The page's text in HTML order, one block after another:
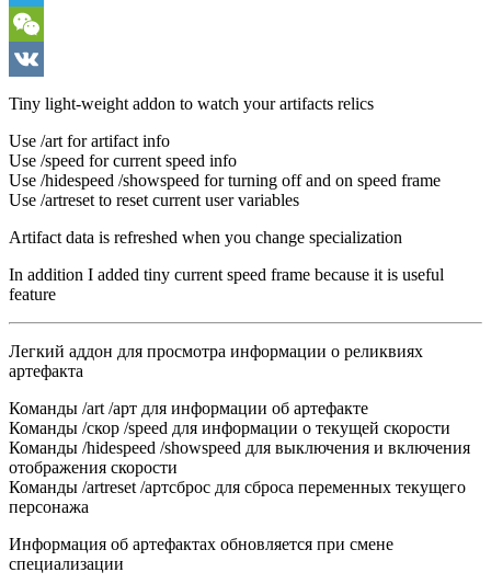
Telegram
WeChat
VK
Tiny light-weight addon to watch your artifacts relics
Use /art for artifact info
Use /speed for current speed info
Use /hidespeed /showspeed for turning off and on speed frame
Use /artreset to reset current user variables
Artifact data is refreshed when you change specialization
In addition I added tiny current speed frame because it is useful
feature
Легкий аддон для просмотра информации о реликвиях
артефакта
Команды /art /арт для информации об артефакте
Команды /скор /speed для информации о текущей скорости
Команды /hidespeed /showspeed для выключения и включения
отображения скорости
Команды /artreset /артсброс для сброса переменных текущего
персонажа
Информация об артефактах обновляется при смене
специализации